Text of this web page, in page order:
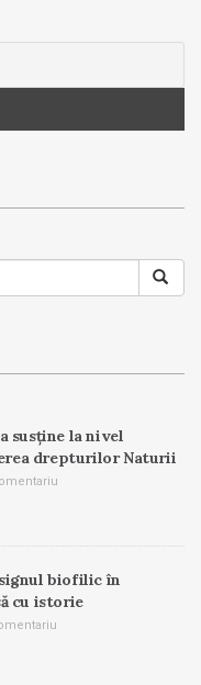
susține la nivel
drepturilor Naturii
biofilic în
cu istorie